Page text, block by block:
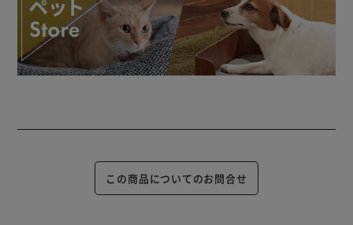
この商品についてのお問合せ